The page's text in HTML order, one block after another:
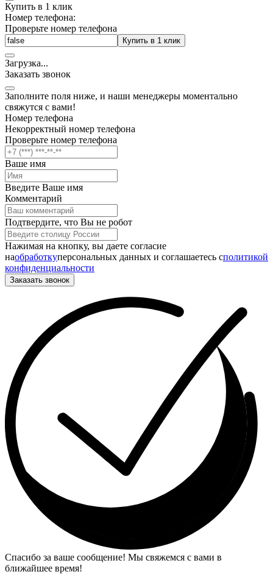
Купить в 1 клик
Номер телефона:
Проверьте номер телефона
Купить в 1 клик
Загрузка...
Заказать звонок
Заполните поля ниже, и наши менеджеры моментально
свяжутся с вами!
Номер телефона
Некорректный номер телефона
Проверьте номер телефона
Ваше имя
Введите Ваше имя
Комментарий
Подтвердите, что Вы не робот
Нажимая на кнопку, вы даете согласие
наобработкуперсональных данных и соглашаетесь cполитикой
конфиденциальности
Заказать звонок
Спасибо за ваше сообщение! Мы свяжемся с вами в
ближайшее время!